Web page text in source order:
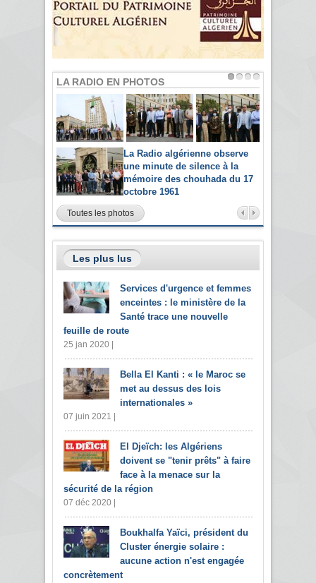
LA RADIO EN PHOTOS
La Radio algérienne observe
une minute de silence à la
mémoire des chouhada du 17
octobre 1961
Toutes les photos
Les plus lus
Services d'urgence et femmes
enceintes : le ministère de la
Santé trace une nouvelle
feuille de route
25 jan 2020 |
Bella El Kanti : « le Maroc se
met au dessus des lois
internationales »
07 juin 2021 |
El Djeïch: les Algériens
doivent se "tenir prêts" à faire
face à la menace sur la
sécurité de la région
07 déc 2020 |
Boukhalfa Yaïci, président du
Cluster énergie solaire :
aucune action n'est engagée
concrètement